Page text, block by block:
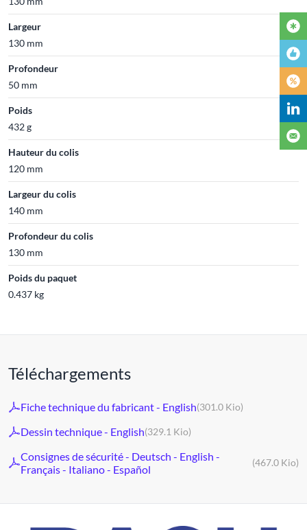
Largeur
130 mm
Profondeur
50 mm
Poids
432 g
Hauteur du colis
120 mm
Largeur du colis
140 mm
Profondeur du colis
130 mm
Poids du paquet
0.437 kg
Téléchargements
Fiche technique du fabricant - English(301.0 Kio)
Dessin technique - English(329.1 Kio)
Consignes de sécurité - Deutsch - English -
Français - Italiano - Español
(467.0 Kio)